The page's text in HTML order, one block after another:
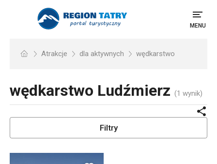
MENU
Atrakcje dla aktywnych wędkarstwo
wędkarstwo Ludźmierz (1 wynik)
Filtry